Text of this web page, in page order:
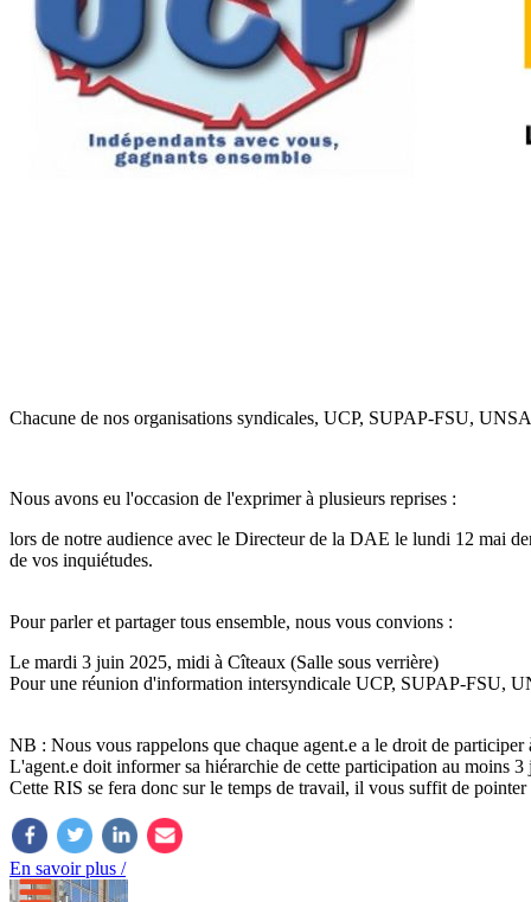
Chacune de nos organisations syndicales, UCP, SUPAP-FSU,
Nous avons eu l'occasion de l'exprimer à plusieurs reprises :
lors de notre audience avec le Directeur de la DAE le lundi 12 mai
de vos inquiétudes.
Pour parler et partager tous ensemble, nous vous convions :
Le mardi 3 juin 2025, midi à Cîteaux (Salle sous verrière)
Pour une réunion d'information intersyndicale UCP, SUPAP-FSU,
NB : Nous vous rappelons que chaque agent.e a le droit de
L'agent.e doit informer sa hiérarchie de cette participation au moins
Cette RIS se fera donc sur le temps de travail, il vous suffit de
En savoir plus /